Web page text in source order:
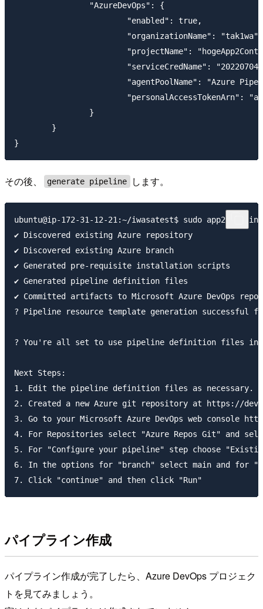
                "AzureDevOps": {
                        "enabled": true,
                        "organizationName": "tak1wa",
"projectName":
"serviceCredName":
"agentPoolName": "Azure
"personalAccessTokenArn":
                }
        }
その後、 generate pipeline します。
ubuntu@ip-172-31-12-21:~/iwasatest$ sudo
✔ Discovered existing Azure repository
✔ Discovered existing Azure branch
✔ Generated pre-requisite installation scripts
✔ Generated pipeline definition files
✔ Committed artifacts to Microsoft Azure DevOps
? Pipeline resource template generation successful
? You're all set to use pipeline definition files in /
Next Steps:
1. Edit the pipeline definition files as necessary.
2. Created a new Azure git repository at https://
3. Go to your Microsoft Azure DevOps web console
4. For Repositories select "Azure Repos Git" and
5. For "Configure your pipeline" step choose
6. In the options for "branch" select main and for
パイプライン作成
パイプライン作成が完了したら、Azure DevOps プロジェク
トを見てみましょう。